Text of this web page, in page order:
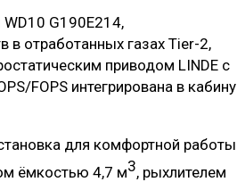
G190E214,
отработанных газах Tier-2,
приводом LINDE с
FOPS интегрирована в кабину
для комфортной работы
ёмкостью 4,7 м3, рыхлителем